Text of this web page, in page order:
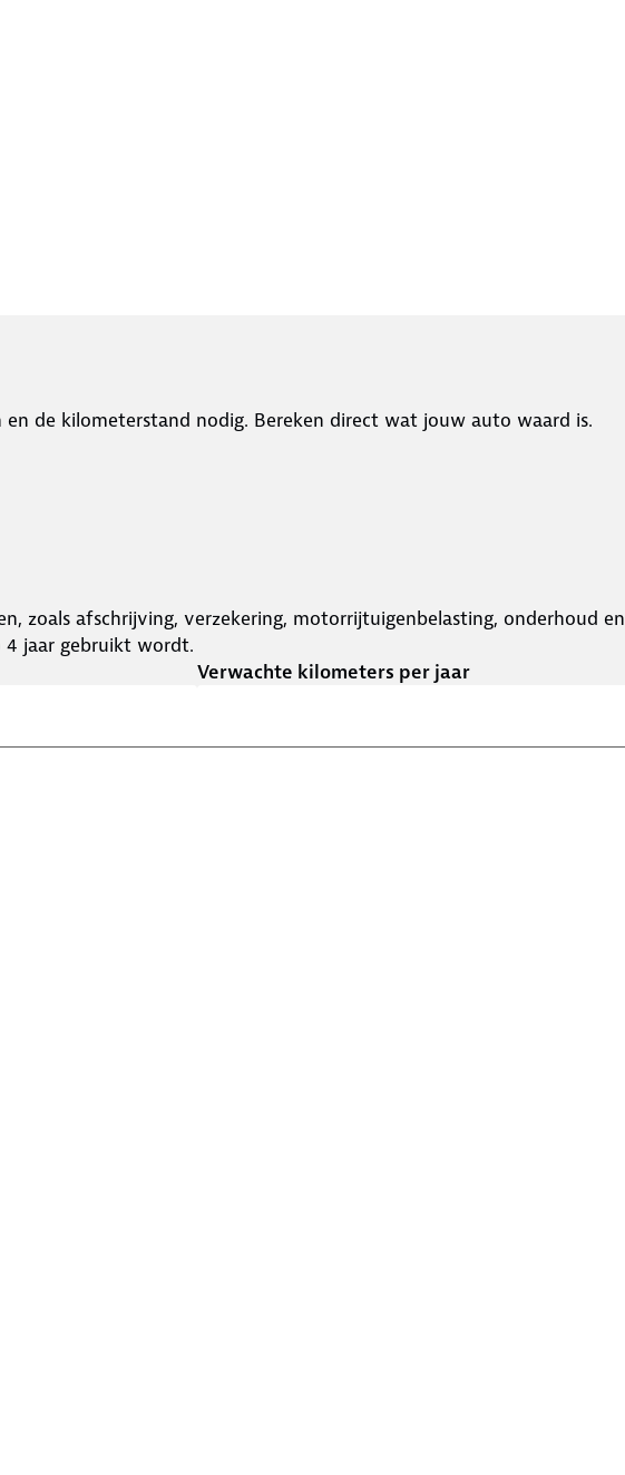
de kilometerstand nodig. Bereken direct wat jouw auto waard is.
zoals afschrijving, verzekering, motorrijtuigenbelasting, onderhoud
jaar gebruikt wordt.
Verwachte kilometers per jaar